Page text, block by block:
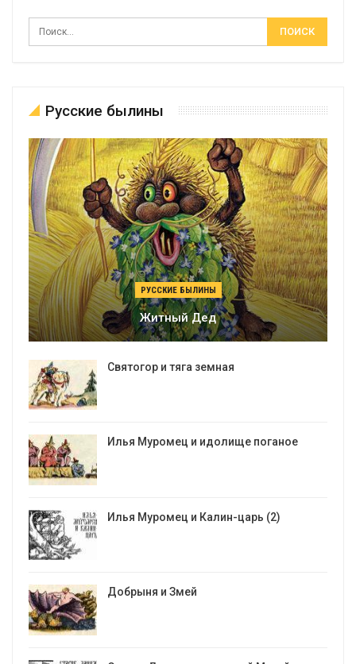
Русские былины
РУССКИЕ БЫЛИНЫ
Житный Дед
Святогор и тяга земная
Илья Муромец и идолище поганое
Илья Муромец и Калин-царь (2)
Добрыня и Змей